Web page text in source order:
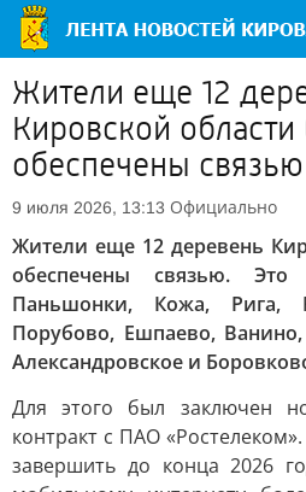
Жители еще 12
Кировской области
обеспечены связью
9 июля 2026, 13:13 Официально
Жители еще 12 деревень
обеспечены связью. Это
Паньшонки, Кожа, Рига,
Порубово, Ешпаево,
Александровское и
Для этого был заключен
контракт с ПАО
завершить до конца 2026